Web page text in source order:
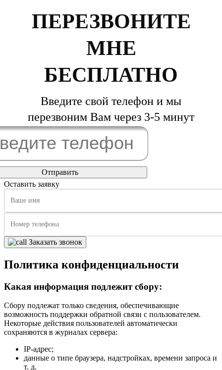
ПЕРЕЗВОНИТЕ
МНЕ
БЕСПЛАТНО
Введите свой телефон и мы
перезвоним Вам через 3-5 минут
Оставить заявку
Заказать звонок
Политика конфиденциальности
Какая информация подлежит сбору:
Сбору подлежат только сведения, обеспечивающие
возможность поддержки обратной связи с пользователем.
Некоторые действия пользователей автоматически
сохраняются в журналах сервера:
IP-адрес;
данные о типе браузера, надстройках, времени запроса и
т. д.